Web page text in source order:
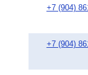
+7 (904)
+7 (904)